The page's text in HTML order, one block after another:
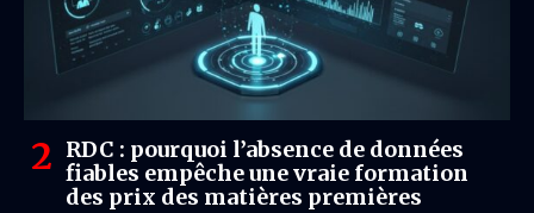
RDC : pourquoi l’absence de données
fiables empêche une vraie formation
des prix des matières premières